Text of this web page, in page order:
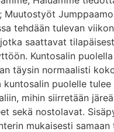
Muutostyöt
tehdään tulevan
saattavat
Kuntosalin
täysin normaalisti
kuntosalin puolelle tulee
mihin siirretään
sekä nostolavat.
mukaisesti samaan